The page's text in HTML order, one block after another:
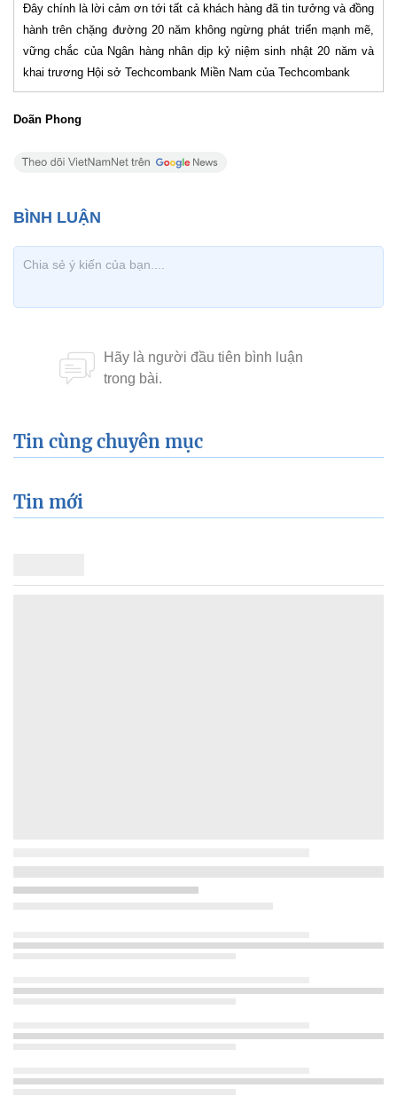
Đây chính là lời cảm ơn tới tất cả khách hàng đã tin tưởng và đồng
hành trên chặng đường 20 năm không ngừng phát triển mạnh mẽ,
vững chắc của Ngân hàng nhân dịp kỷ niệm sinh nhật 20 năm và
khai trương Hội sở Techcombank Miền Nam của Techcombank
Doãn Phong
Tin cùng chuyên mục
Tin mới